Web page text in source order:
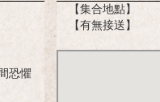
恐懼
【集合地點】
【有無接送】